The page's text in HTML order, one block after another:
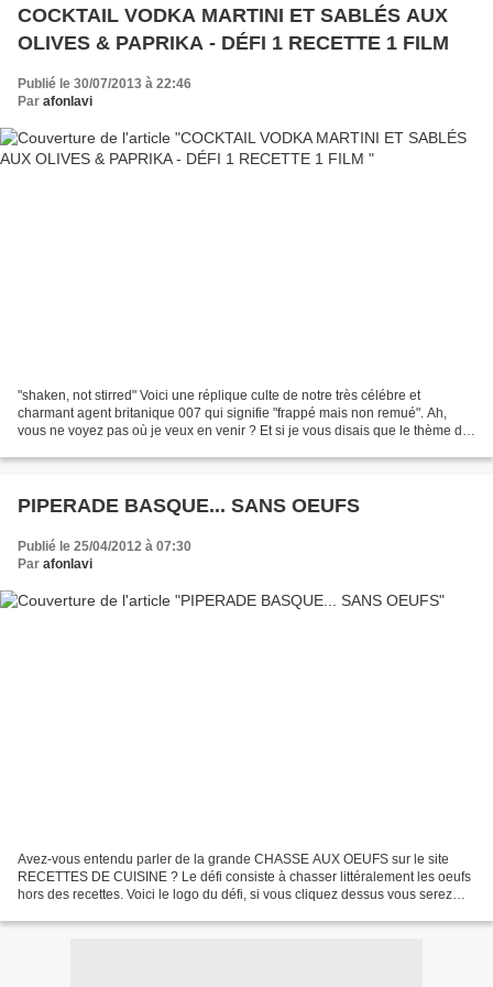
COCKTAIL VODKA MARTINI ET SABLÉS AUX
OLIVES & PAPRIKA - DÉFI 1 RECETTE 1 FILM
Publié le 30/07/2013 à 22:46
Par afonlavi
"shaken, not stirred" Voici une réplique culte de notre très célébre et
charmant agent britanique 007 qui signifie "frappé mais non remué". Ah,
vous ne voyez pas où je veux en venir ? Et si je vous disais que le thème du
PIPERADE BASQUE... SANS OEUFS
Publié le 25/04/2012 à 07:30
Par afonlavi
Avez-vous entendu parler de la grande CHASSE AUX OEUFS sur le site
RECETTES DE CUISINE ? Le défi consiste à chasser littéralement les oeufs
hors des recettes. Voici le logo du défi, si vous cliquez dessus vous serez